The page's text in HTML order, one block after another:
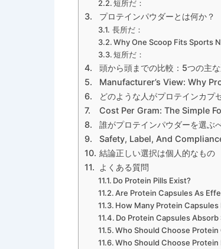
短所だ：
プロテインパウダーとは何か？
長所だ：
Why One Scoop Fits Sports
短所だ：
頭から頭までの比較：5つの主
Manufacturer’s View: Why
どのような人がプロテインカプ
Cost Per Gram: The Simple
誰がプロテインパウダーを選ぶ
Safety, Label, And
結論正しい選択は個人的なもの
よくある質問
Do Protein Pills Exist?
Are Protein Capsules As
How Many Protein
Do Protein Capsules
Who Should Choose Protein
Who Should Choose Protein